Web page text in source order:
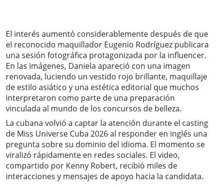
El interés aumentó considerablemente después de que
el reconocido maquillador Eugenio Rodríguez publicara
una sesión fotográfica protagonizada por la influencer.
En las imágenes, Daniela apareció con una imagen
renovada, luciendo un vestido rojo brillante, maquillaje
de estilo asiático y una estética editorial que muchos
interpretaron como parte de una preparación
vinculada al mundo de los concursos de belleza.
La cubana volvió a captar la atención durante el casting
de Miss Universe Cuba 2026 al responder en inglés una
pregunta sobre su dominio del idioma. El momento se
viralizó rápidamente en redes sociales. El video,
compartido por Kenny Robert, recibió miles de
interacciones y mensajes de apoyo hacia la candidata.